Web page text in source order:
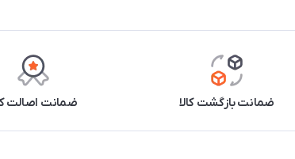
ضمانت بازگشت کالا ضمانت اصالت